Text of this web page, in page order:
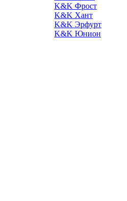
K&K Фрост
K&K Хант
K&K Эрфурт
K&K Юнион